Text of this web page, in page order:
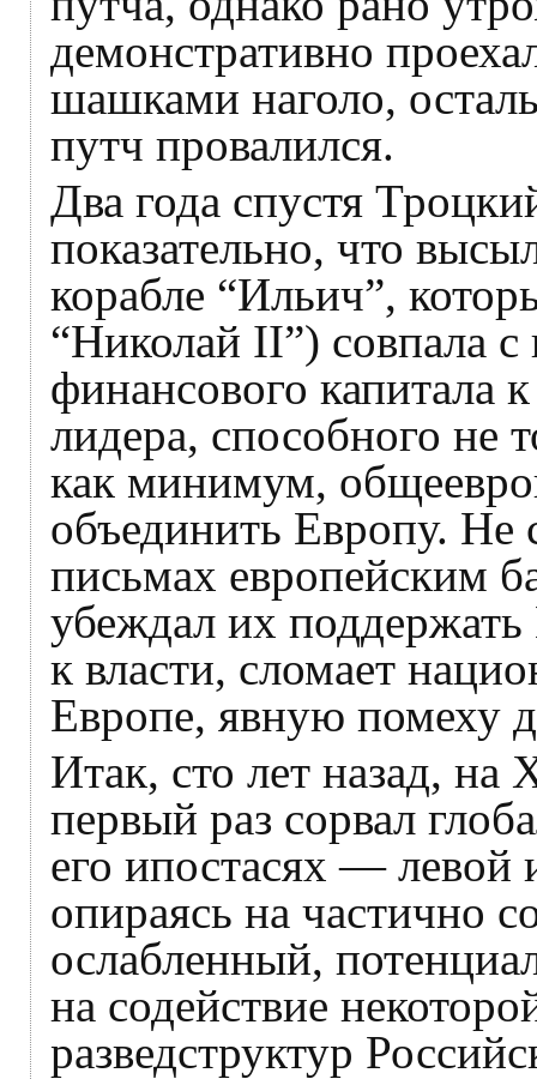
демонстративно
шашками наголо,
путч провалился.
Два года спустя
показательно, что
корабле “Ильич”,
“Николай II”) совпала
финансового капитала
лидера, способного не
как минимум,
объединить Европу.
письмах европейским
убеждал их поддержать
к власти, сломает
Европе, явную помеху
Итак, сто лет назад,
первый раз сорвал
его ипостасях — левой
опираясь на частично
ослабленный,
на содействие
разведструктур